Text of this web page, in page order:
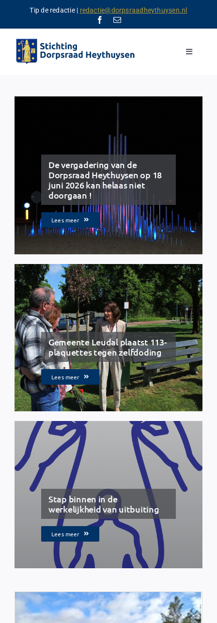
inhoud
Tip de redactie | redactie@dorpsraadheythuysen.nl
Toggle
Nieuws
VerenigingenDe vergadering van de
Dorpsraad Heythuysen op 18
juni 2026 kan helaas niet
doorgaan !
Lees meer
Gemeente Leudal plaatst 113-
plaquettes tegen zelfdoding
Lees meer
Stap binnen in de
werkelijkheid van uitbuiting
Lees meer